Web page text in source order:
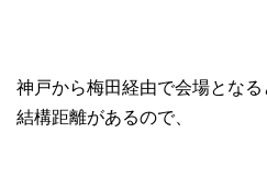
神戸から梅田経由で会場となる
結構距離があるので、